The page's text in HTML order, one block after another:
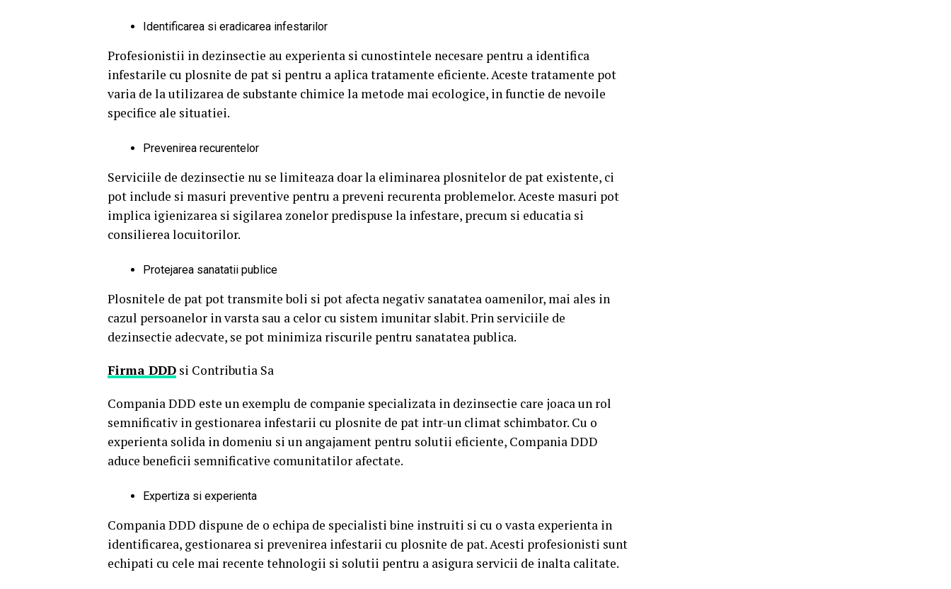
Identificarea si eradicarea infestarilor
Profesionistii in dezinsectie au experienta si cunostintele necesare pentru a identifica
infestarile cu plosnite de pat si pentru a aplica tratamente eficiente. Aceste tratamente pot
varia de la utilizarea de substante chimice la metode mai ecologice, in functie de nevoile
specifice ale situatiei.
Prevenirea recurentelor
Serviciile de dezinsectie nu se limiteaza doar la eliminarea plosnitelor de pat existente, ci
pot include si masuri preventive pentru a preveni recurenta problemelor. Aceste masuri pot
implica igienizarea si sigilarea zonelor predispuse la infestare, precum si educatia si
consilierea locuitorilor.
Protejarea sanatatii publice
Plosnitele de pat pot transmite boli si pot afecta negativ sanatatea oamenilor, mai ales in
cazul persoanelor in varsta sau a celor cu sistem imunitar slabit. Prin serviciile de
dezinsectie adecvate, se pot minimiza riscurile pentru sanatatea publica.
Firma DDD si Contributia Sa
Compania DDD este un exemplu de companie specializata in dezinsectie care joaca un rol
semnificativ in gestionarea infestarii cu plosnite de pat intr-un climat schimbator. Cu o
experienta solida in domeniu si un angajament pentru solutii eficiente, Compania DDD
aduce beneficii semnificative comunitatilor afectate.
Expertiza si experienta
Compania DDD dispune de o echipa de specialisti bine instruiti si cu o vasta experienta in
identificarea, gestionarea si prevenirea infestarii cu plosnite de pat. Acesti profesionisti sunt
echipati cu cele mai recente tehnologii si solutii pentru a asigura servicii de inalta calitate.